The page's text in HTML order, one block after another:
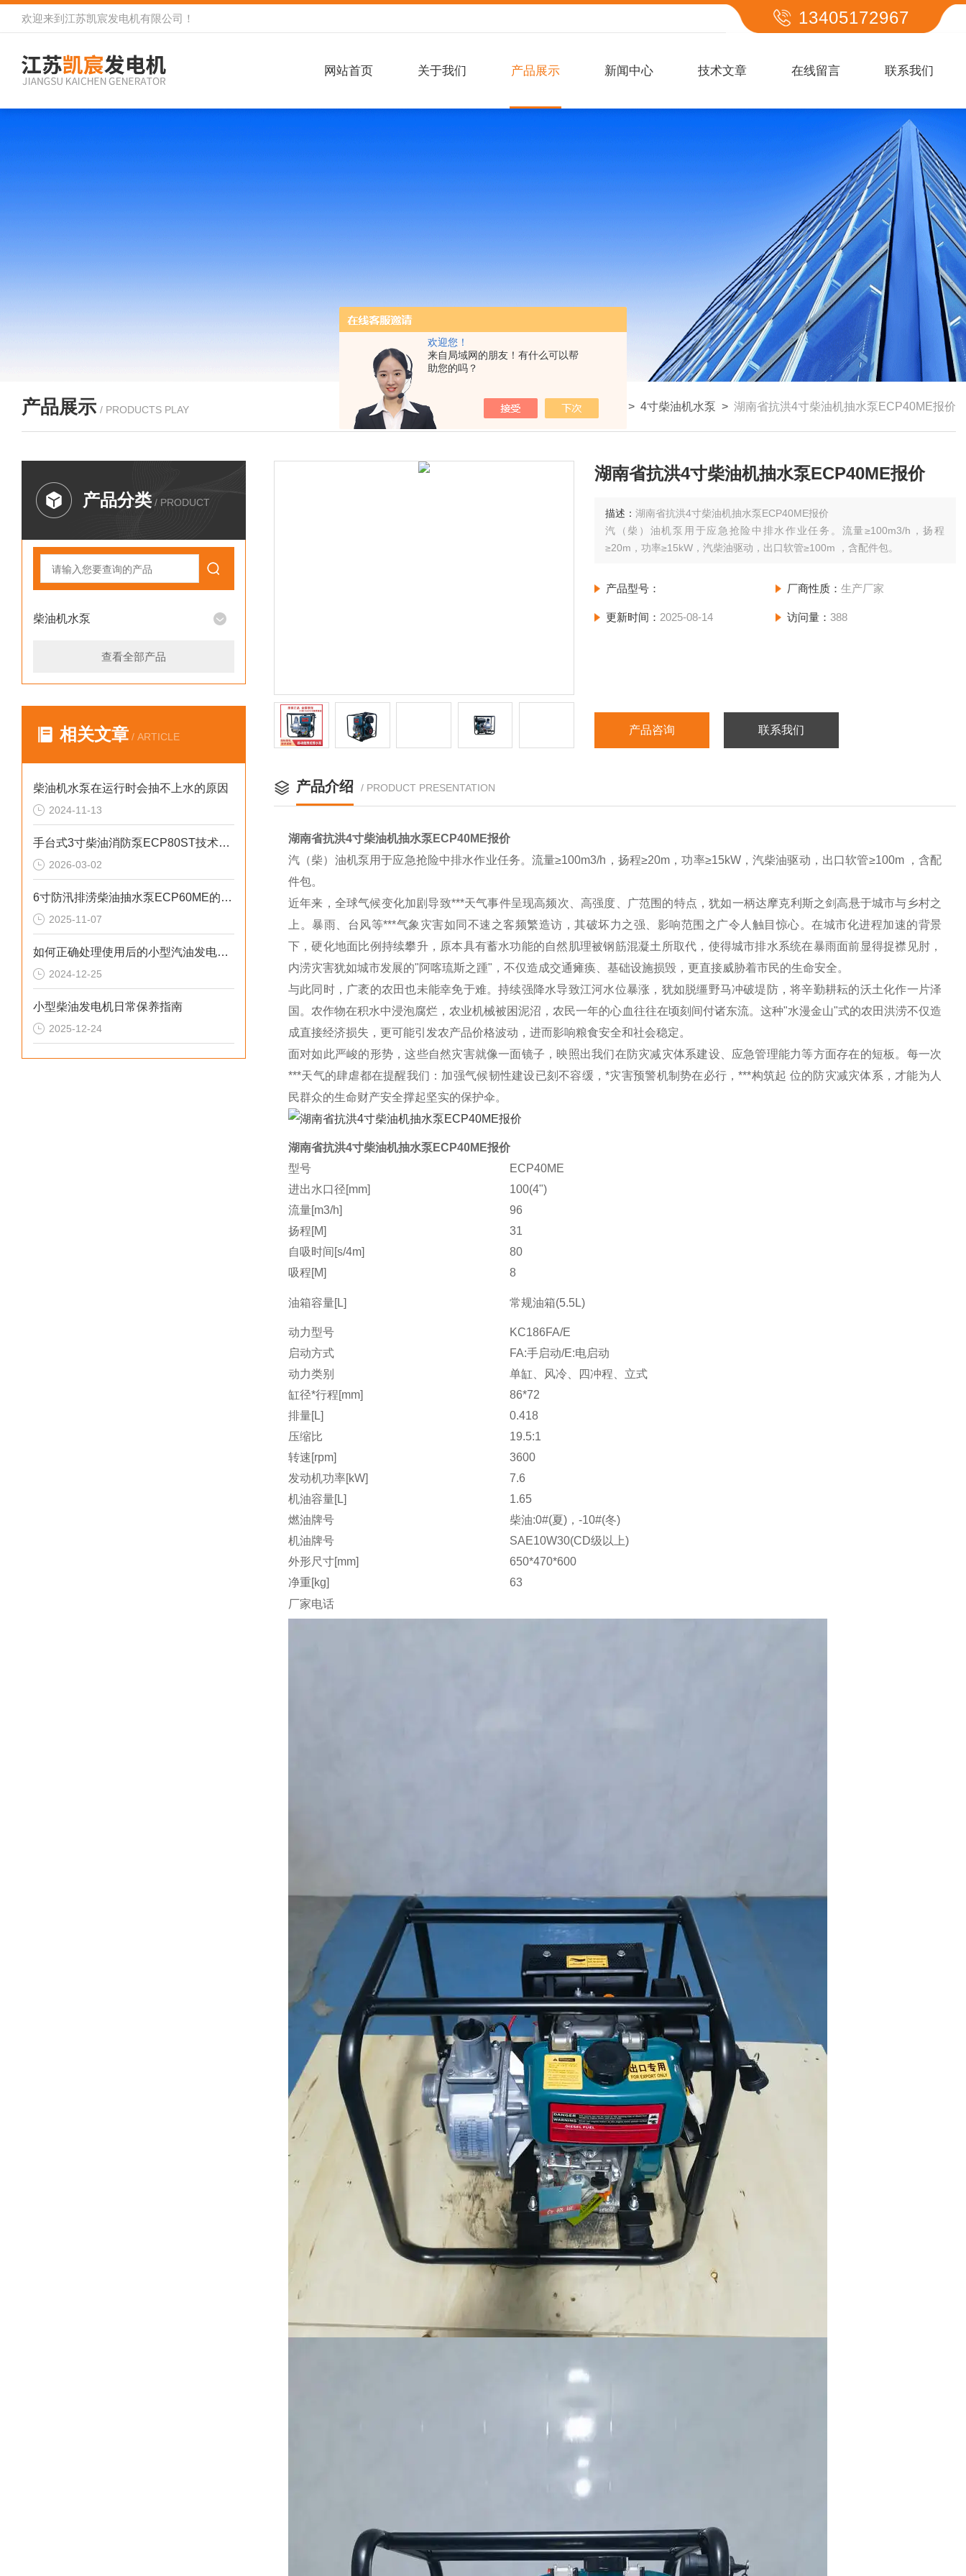
欢迎您！
来自局域网的朋友！有什么可以帮
助您的吗？
欢迎来到 江苏凯宸发电机有限公司 ！ 13405172967
网站首页 关于我们 产品展示 新闻中心 技术文章 在线留言 联系我们
产品展示 / PRODUCTS PLAY 我的位置： >产品展示 >柴油机水泵 > 4寸柴油机水泵 > 湖南省抗洪4寸柴油机抽水泵ECP40ME报价
产品分类 / PRODUCT
柴油机水泵
查看全部产品
相关文章 / ARTICLE
柴油机水泵在运行时会抽不上水的原因
2024-11-13
手台式3寸柴油消防泵ECP80ST技术参数
2026-03-02
6寸防汛排涝柴油抽水泵ECP60ME的重要性
2025-11-07
如何正确处理使用后的小型汽油发电机？
2024-12-25
小型柴油发电机日常保养指南
2025-12-24
湖南省抗洪4寸柴油机抽水泵ECP40ME报价
描述：湖南省抗洪4寸柴油机抽水泵ECP40ME报价
汽（柴）油机泵用于应急抢险中排水作业任务。流量≥100m3/h，扬程
≥20m，功率≥15kW，汽柴油驱动，出口软管≥100m ，含配件包。
产品型号： 厂商性质： 生产厂家
更新时间： 2025-08-14 访问量： 388
产品咨询 联系我们
产品介绍 / PRODUCT PRESENTATION
湖南省抗洪4寸柴油机抽水泵ECP40ME报价
汽（柴）油机泵用于应急抢险中排水作业任务。流量≥100m3/h，扬程≥20m，功率≥15kW，汽柴油驱动，出口软管≥100m ，含配
件包。
近年来，全球气候变化加剧导致***天气事件呈现高频次、高强度、广范围的特点，犹如一柄达摩克利斯之剑高悬于城市与乡村之
上。暴雨、台风等***气象灾害如同不速之客频繁造访，其破坏力之强、影响范围之广令人触目惊心。在城市化进程加速的背景
下，硬化地面比例持续攀升，原本具有蓄水功能的自然肌理被钢筋混凝土所取代，使得城市排水系统在暴雨面前显得捉襟见肘，
内涝灾害犹如城市发展的"阿喀琉斯之踵"，不仅造成交通瘫痪、基础设施损毁，更直接威胁着市民的生命安全。
与此同时，广袤的农田也未能幸免于难。持续强降水导致江河水位暴涨，犹如脱缰野马冲破堤防，将辛勤耕耘的沃土化作一片泽
国。农作物在积水中浸泡腐烂，农业机械被困泥沼，农民一年的心血往往在顷刻间付诸东流。这种"水漫金山"式的农田洪涝不仅造
成直接经济损失，更可能引发农产品价格波动，进而影响粮食安全和社会稳定。
面对如此严峻的形势，这些自然灾害就像一面镜子，映照出我们在防灾减灾体系建设、应急管理能力等方面存在的短板。每一次
***天气的肆虐都在提醒我们：加强气候韧性建设已刻不容缓，*灾害预警机制势在必行，***构筑起 位的防灾减灾体系，才能为人
民群众的生命财产安全撑起坚实的保护伞。
湖南省抗洪4寸柴油机抽水泵ECP40ME报价
型号
ECP40ME
进出水口径[mm]
100(4")
流量[m3/h]
96
扬程[M]
31
自吸时间[s/4m]
80
吸程[M]
8
油箱容量[L] 常规油箱(5.5L)
动力型号
KC186FA/E
启动方式
FA:手启动/E:电启动
动力类别
单缸、风冷、四冲程、立式
缸径*行程[mm]
86*72
排量[L]
0.418
压缩比
19.5:1
转速[rpm]
3600
发动机功率[kW]
7.6
机油容量[L]
1.65
燃油牌号
柴油:0#(夏)，-10#(冬)
机油牌号
SAE10W30(CD级以上)
外形尺寸[mm]
650*470*600
净重[kg]
63
厂家电话